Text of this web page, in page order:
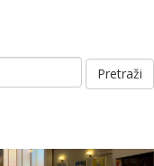
Pretraži: